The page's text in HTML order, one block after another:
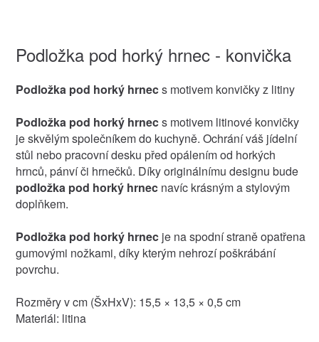
Podložka pod horký hrnec - konvička
Podložka pod horký hrnecs motivem konvičky z litiny
Podložka pod horký hrnecs motivem litinové konvičky
je skvělým společníkem do kuchyně. Ochrání váš jídelní
stůl nebo pracovní desku před opálením od horkých
hrnců, pánví či hrnečků. Díky originálnímu designu bude
podložka pod horký hrnecnavíc krásným a stylovým
doplňkem.
Podložka pod horký hrnecje na spodní straně opatřena
gumovými nožkami, díky kterým nehrozí poškrábání
povrchu.
Rozměry v cm (ŠxHxV): 15,5 × 13,5 × 0,5 cm
Materiál: litina